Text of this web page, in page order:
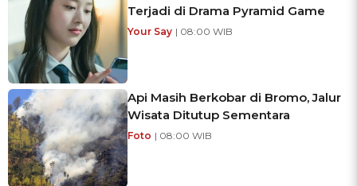
Terjadi di Drama Pyramid Game
Your Say | 08:00 WIB
Api Masih Berkobar di Bromo, Jalur
Wisata Ditutup Sementara
Foto | 08:00 WIB